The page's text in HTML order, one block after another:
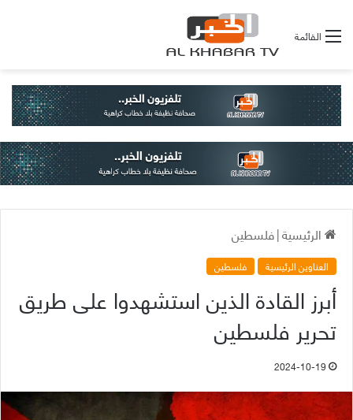
القائمة
الرئيسية|فلسطين
العناوين الرئيسية فلسطين
أبرز القادة الذين استشهدوا على طريق
تحرير فلسطين
2024-10-19